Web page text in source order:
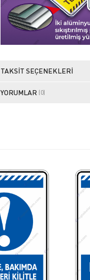
TAKSIT SEÇENEKLERI
YORUMLAR (0)